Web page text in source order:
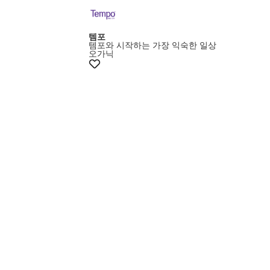
템포
템포와 시작하는 가장 익숙한 일상
오가닉